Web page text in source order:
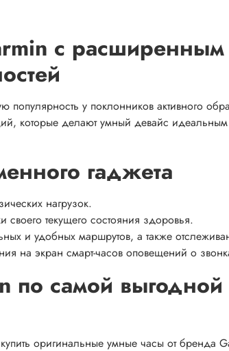
с
популярность у поклонников активного
которые делают умный девайс
гаджета
нагрузок.
текущего состояния здоровья.
и удобных маршрутов, а также
на экран смарт-часов оповещений о
по самой
оригинальные умные часы от бренда